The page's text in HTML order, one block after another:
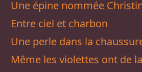
Une épine nommée
Entre ciel et charbon
Une perle dans la
Même les violettes ont de